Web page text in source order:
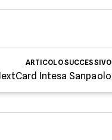
ARTICOLOSUCCESSIVO
Intesa Sanpaolo